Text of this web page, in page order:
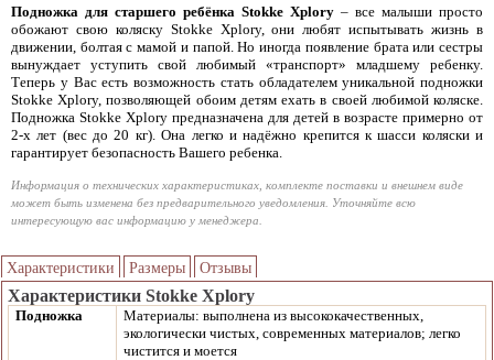
Подножка для старшего ребёнка Stokke Xplory – все малыши просто
обожают свою коляску Stokke Xplory, они любят испытывать жизнь в
движении, болтая с мамой и папой. Но иногда появление брата или сестры
вынуждает уступить свой любимый «транспорт» младшему ребенку.
Теперь у Вас есть возможность стать обладателем уникальной подножки
Stokke Xplory, позволяющей обоим детям ехать в своей любимой коляске.
Подножка Stokke Xplory предназначена для детей в возрасте примерно от
2-х лет (вес до 20 кг). Она легко и надёжно крепится к шасси коляски и
гарантирует безопасность Вашего ребенка.
Информация о технических характеристиках, комплекте поставки и внешнем виде
может быть изменена без предварительного уведомления. Уточняйте всю
интересующую вас информацию у менеджера.
Характеристики Размеры Отзывы
Характеристики Stokke Xplory
Подножка
Материалы: выполнена из высококачественных,
экологически чистых, современных материалов; легко
чистится и моется